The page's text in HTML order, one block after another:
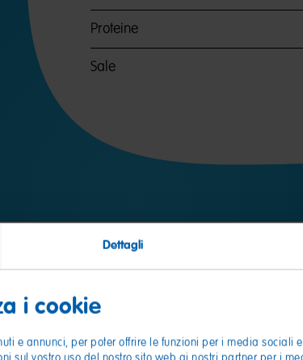
Dettagli
i cookie
e annunci, per poter offrire le funzioni per i media sociali
Proteine
Sale